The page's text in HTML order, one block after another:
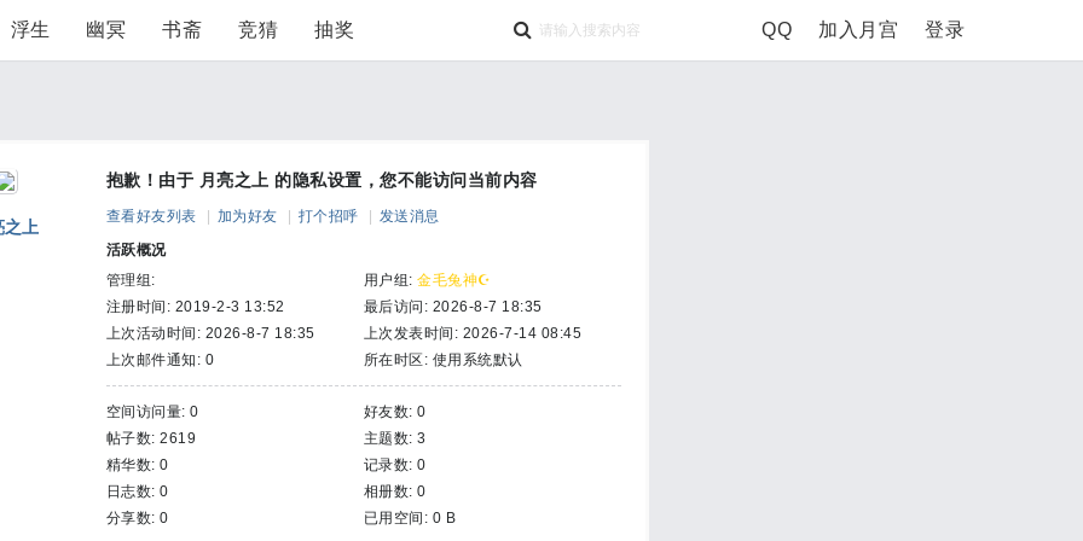
浮生 幽冥 书斋 竞猜 抽奖 QQ 加入月宫 登录
之上
抱歉！由于 月亮之上 的隐私设置，您不能访问当前内容
查看好友列表 加为好友 打个招呼
发送消息
活跃概况
管理组:
用户组:金毛兔神☪
注册时间: 2019-2-3 13:52
最后访问: 2026-8-7 18:35
上次活动时间: 2026-8-7 18:35
上次发表时间: 2026-7-14 08:45
上次邮件通知: 0
所在时区: 使用系统默认
空间访问量: 0
好友数: 0
帖子数: 2619
主题数: 3
精华数: 0
记录数: 0
日志数: 0
相册数: 0
分享数: 0
已用空间: 0 B